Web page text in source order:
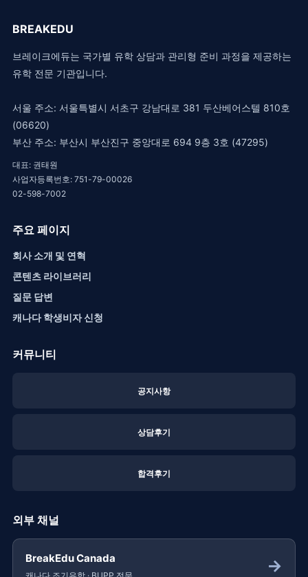
BREAKEDU
브레이크에듀는 국가별 유학 상담과 관리형 준비 과정을 제공하는
유학 전문 기관입니다.
서울 주소: 서울특별시 서초구 강남대로 381 두산베어스텔 810호
(06620)
부산 주소: 부산시 부산진구 중앙대로 694 9층 3호 (47295)
대표: 권태원
사업자등록번호: 751-79-00026
02-598-7002
주요 페이지
회사 소개 및 연혁
콘텐츠 라이브러리
질문 답변
캐나다 학생비자 신청
커뮤니티
공지사항
상담후기
합격후기
외부 채널
BreakEdu Canada →